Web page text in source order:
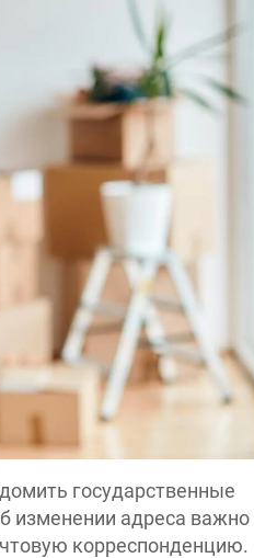
государственные
изменении адреса важно
корреспонденцию.